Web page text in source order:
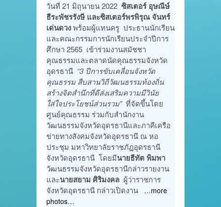
วันที่ 21 มิถุนายน 2022 ซิสเตอร์ อุษณีษ์
ธีระพัชรรังษี และซิสเตอร์พรพิรุณ จันทร์
เด่นดวงพร้อมผู้แทนครู ประธานนักเรียน
และคณะกรรมการนักเรียนประจำปีการ
ศึกษา 2565 เข้าร่วมงานสมัชชา
คุณธรรมและตลาดนัดคุณธรรมจังหวัด
อุดรธานี “3 ปีการขับเคลื่อนจังหวัด
คุณธรรม สืบสานวิถีวัฒนธรรมท้องถิ่น
สร้างจิตสำนึกที่ดีส่งเสริมความมีวินัย
ใส่ใจประโยชน์ส่วนรวม” ที่จัดขึ้นโดย
ศูนย์คุณธรรม ร่วมกับสำนักงาน
วัฒนธรรมจังหวัดอุดรธานีและภาคีเครือ
ข่ายทางสังคมจังหวัดอุดรธานี ณ หอ
ประชุม มหาวิทยาลัยราชภัฏอุดรธานี
จังหวัดอุดรธานี โดยมีนายธีทัต พิมพา
วัฒนธรรมจังหวัดอุดรธานีกล่าวรายงาน
และนายสยาม ศิริมงคล ผู้ว่าราชการ
จังหวัดอุดรธานี กล่าวเปิดงาน …more
photos…